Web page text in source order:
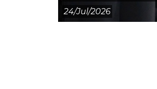
24/jul/2026